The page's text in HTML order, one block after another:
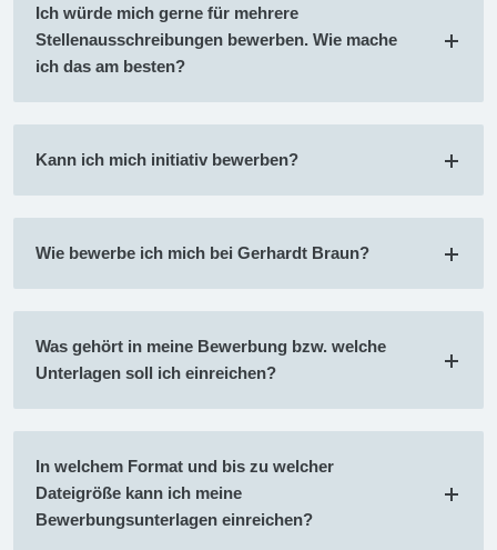
Ich würde mich gerne für mehrere
Stellenausschreibungen bewerben. Wie mache
ich das am besten?
Kann ich mich initiativ bewerben?
Wie bewerbe ich mich bei Gerhardt Braun?
Was gehört in meine Bewerbung bzw. welche
Unterlagen soll ich einreichen?
In welchem Format und bis zu welcher
Dateigröße kann ich meine
Bewerbungsunterlagen einreichen?